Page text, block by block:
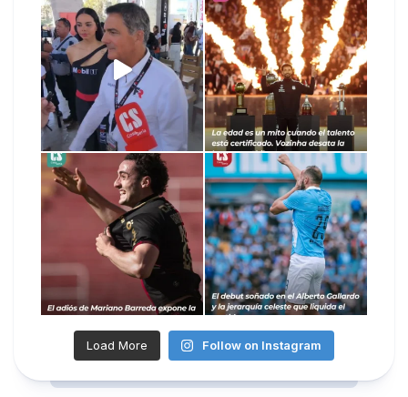
Load More Follow on Instagram